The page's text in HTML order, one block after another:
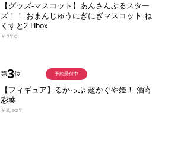
【グッズ-マスコット】あんさんぶるスター
ズ！！ おまんじゅうにぎにぎマスコット ね
くすと2 Hbox
￥770
第3位
【フィギュア】るかっぷ 超かぐや姫！ 酒寄
彩葉
￥3,927
予約受付中